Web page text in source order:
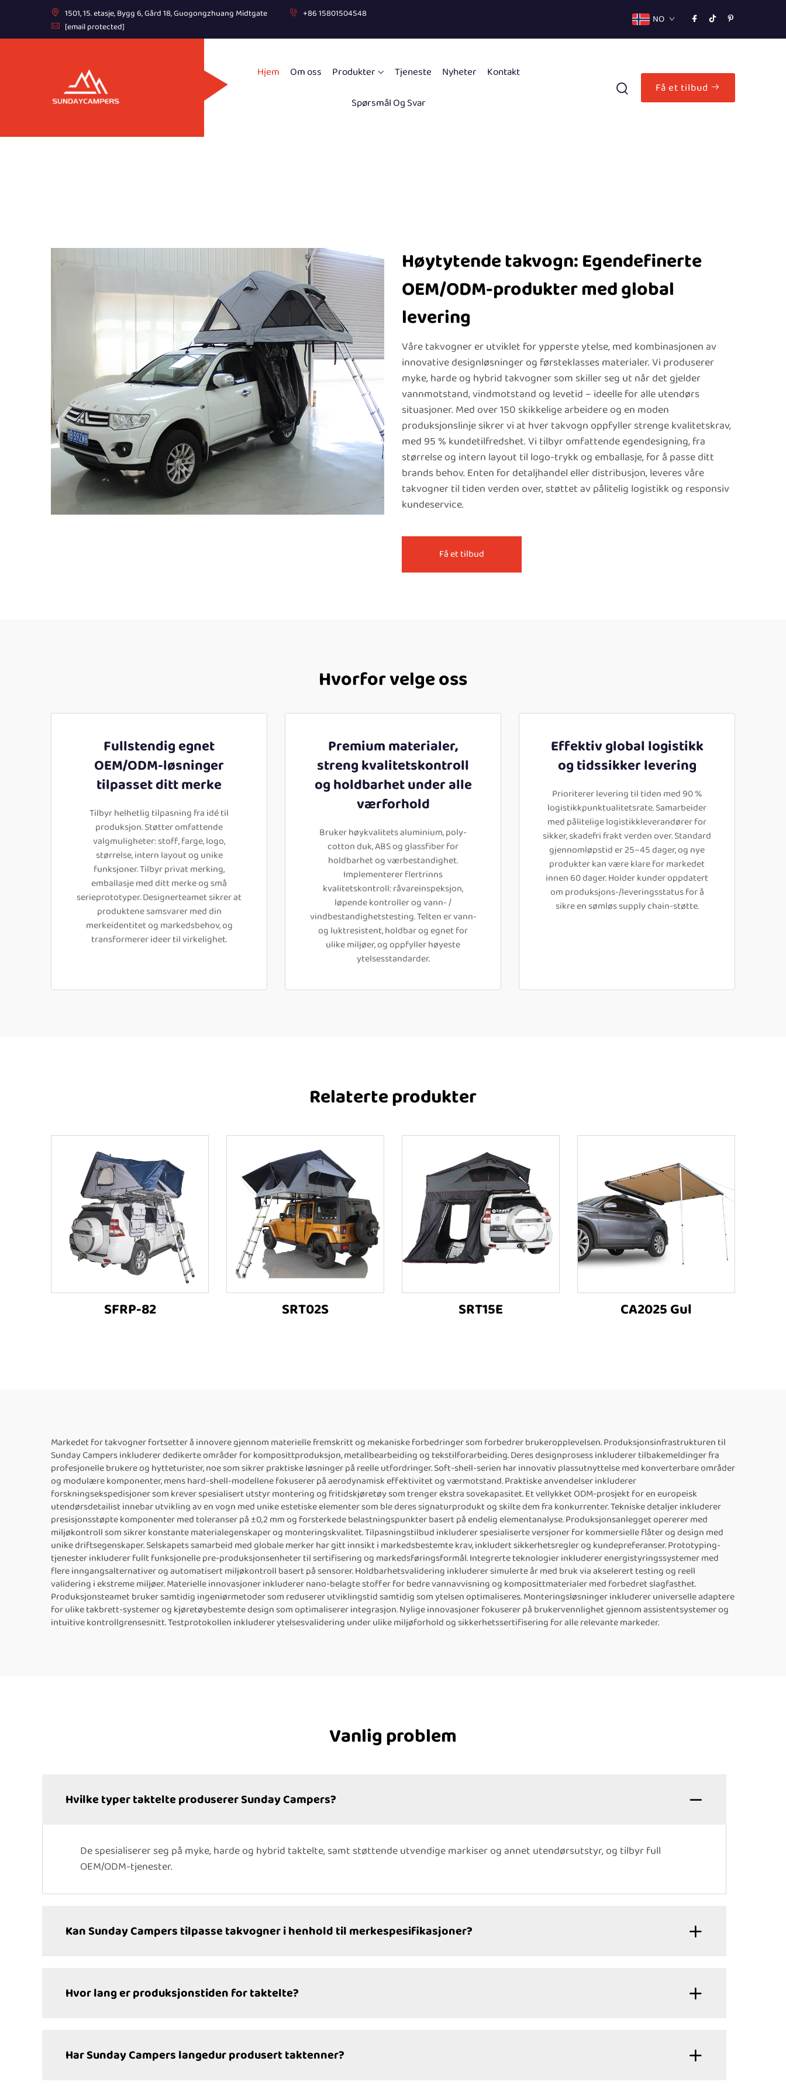
1501, 15. etasje, Bygg 6, Gård 18, Guogongzhuang Midtgate
+86 15801504548
[email protected]
NO
Hjem Om oss Produkter Tjeneste Nyheter
Kontakt
Spørsmål Og Svar
Få et tilbud
Høytytende takvogn: Egendefinerte
OEM/ODM-produkter med global
levering
Våre takvogner er utviklet for ypperste ytelse, med kombinasjonen av
innovative designløsninger og førsteklasses materialer. Vi produserer
myke, harde og hybrid takvogner som skiller seg ut når det gjelder
vannmotstand, vindmotstand og levetid – ideelle for alle utendørs
situasjoner. Med over 150 skikkelige arbeidere og en moden
produksjonslinje sikrer vi at hver takvogn oppfyller strenge kvalitetskrav,
med 95 % kundetilfredshet. Vi tilbyr omfattende egendesigning, fra
størrelse og intern layout til logo-trykk og emballasje, for å passe ditt
brands behov. Enten for detaljhandel eller distribusjon, leveres våre
takvogner til tiden verden over, støttet av pålitelig logistikk og responsiv
kundeservice.
Få et tilbud
Hvorfor velge oss
Fullstendig egnet
OEM/ODM-løsninger
tilpasset ditt merke
Tilbyr helhetlig tilpasning fra idé til
produksjon. Støtter omfattende
valgmuligheter: stoff, farge, logo,
størrelse, intern layout og unike
funksjoner. Tilbyr privat merking,
emballasje med ditt merke og små
serieprototyper. Designerteamet sikrer at
produktene samsvarer med din
merkeidentitet og markedsbehov, og
transformerer ideer til virkelighet.
Premium materialer,
streng kvalitetskontroll
og holdbarhet under alle
værforhold
Bruker høykvalitets aluminium, poly-
cotton duk, ABS og glassfiber for
holdbarhet og værbestandighet.
Implementerer flertrinns
kvalitetskontroll: råvareinspeksjon,
løpende kontroller og vann- /
vindbestandighetstesting. Telten er vann-
og luktresistent, holdbar og egnet for
ulike miljøer, og oppfyller høyeste
ytelsesstandarder.
Effektiv global logistikk
og tidssikker levering
Prioriterer levering til tiden med 90 %
logistikkpunktualitetsrate. Samarbeider
med pålitelige logistikkleverandører for
sikker, skadefri frakt verden over. Standard
gjennomløpstid er 25–45 dager, og nye
produkter kan være klare for markedet
innen 60 dager. Holder kunder oppdatert
om produksjons-/leveringsstatus for å
sikre en sømløs supply chain-støtte.
Relaterte produkter
SFRP-82 SRT02S SRT15E CA2025 Gul
Markedet for takvogner fortsetter å innovere gjennom materielle fremskritt og mekaniske forbedringer som forbedrer brukeropplevelsen. Produksjonsinfrastrukturen til
Sunday Campers inkluderer dedikerte områder for komposittproduksjon, metallbearbeiding og tekstilforarbeiding. Deres designprosess inkluderer tilbakemeldinger fra
profesjonelle brukere og hytteturister, noe som sikrer praktiske løsninger på reelle utfordringer. Soft-shell-serien har innovativ plassutnyttelse med konverterbare områder
og modulære komponenter, mens hard-shell-modellene fokuserer på aerodynamisk effektivitet og værmotstand. Praktiske anvendelser inkluderer
forskningsekspedisjoner som krever spesialisert utstyr montering og fritidskjøretøy som trenger ekstra sovekapasitet. Et vellykket ODM-prosjekt for en europeisk
utendørsdetailist innebar utvikling av en vogn med unike estetiske elementer som ble deres signaturprodukt og skilte dem fra konkurrenter. Tekniske detaljer inkluderer
presisjonsstøpte komponenter med toleranser på ±0,2 mm og forsterkede belastningspunkter basert på endelig elementanalyse. Produksjonsanlegget opererer med
miljøkontroll som sikrer konstante materialegenskaper og monteringskvalitet. Tilpasningstilbud inkluderer spesialiserte versjoner for kommersielle flåter og design med
unike driftsegenskaper. Selskapets samarbeid med globale merker har gitt innsikt i markedsbestemte krav, inkludert sikkerhetsregler og kundepreferanser. Prototyping-
tjenester inkluderer fullt funksjonelle pre-produksjonsenheter til sertifisering og markedsføringsformål. Integrerte teknologier inkluderer energistyringssystemer med
flere inngangsalternativer og automatisert miljøkontroll basert på sensorer. Holdbarhetsvalidering inkluderer simulerte år med bruk via akselerert testing og reell
validering i ekstreme miljøer. Materielle innovasjoner inkluderer nano-belagte stoffer for bedre vannavvisning og komposittmaterialer med forbedret slagfasthet.
Produksjonsteamet bruker samtidig ingeniørmetoder som reduserer utviklingstid samtidig som ytelsen optimaliseres. Monteringsløsninger inkluderer universelle adaptere
for ulike takbrett-systemer og kjøretøybestemte design som optimaliserer integrasjon. Nylige innovasjoner fokuserer på brukervennlighet gjennom assistentsystemer og
intuitive kontrollgrensesnitt. Testprotokollen inkluderer ytelsesvalidering under ulike miljøforhold og sikkerhetssertifisering for alle relevante markeder.
Vanlig problem
Hvilke typer taktelte produserer Sunday Campers?
De spesialiserer seg på myke, harde og hybrid taktelte, samt støttende utvendige markiser og annet utendørsutstyr, og tilbyr full
OEM/ODM-tjenester.
Kan Sunday Campers tilpasse takvogner i henhold til merkespesifikasjoner?
Hvor lang er produksjonstiden for taktelte?
Har Sunday Campers langedur produsert taktenner?